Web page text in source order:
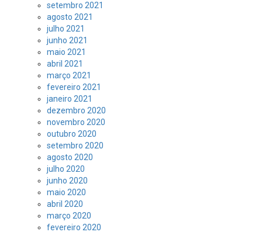
setembro 2021
agosto 2021
julho 2021
junho 2021
maio 2021
abril 2021
março 2021
fevereiro 2021
janeiro 2021
dezembro 2020
novembro 2020
outubro 2020
setembro 2020
agosto 2020
julho 2020
junho 2020
maio 2020
abril 2020
março 2020
fevereiro 2020